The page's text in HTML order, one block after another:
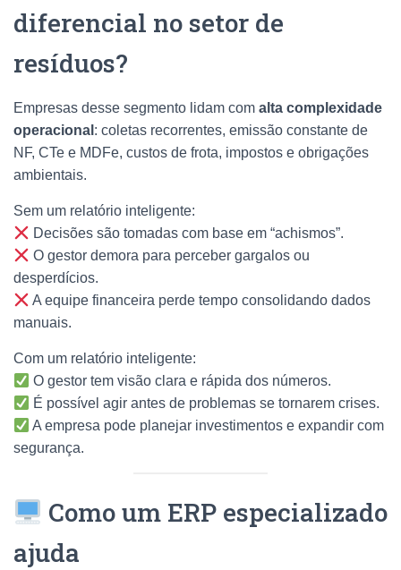
diferencial no setor de
resíduos?
Empresas desse segmento lidam com alta complexidade
operacional : coletas recorrentes, emissão constante de
NF, CTe e MDFe, custos de frota, impostos e obrigações
ambientais.
Sem um relatório inteligente:
Decisões são tomadas com base em “achismos”.
O gestor demora para perceber gargalos ou
desperdícios.
A equipe financeira perde tempo consolidando dados
manuais.
Com um relatório inteligente:
O gestor tem visão clara e rápida dos números.
É possível agir antes de problemas se tornarem crises.
A empresa pode planejar investimentos e expandir com
segurança.
Como um ERP especializado
ajuda